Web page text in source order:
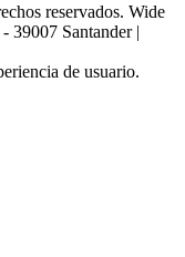
reservados. Wide
39007 Santander |
de usuario.